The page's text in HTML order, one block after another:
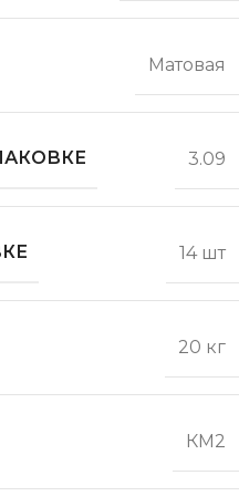
Матовая
3.09
14 шт
20 кг
КМ2